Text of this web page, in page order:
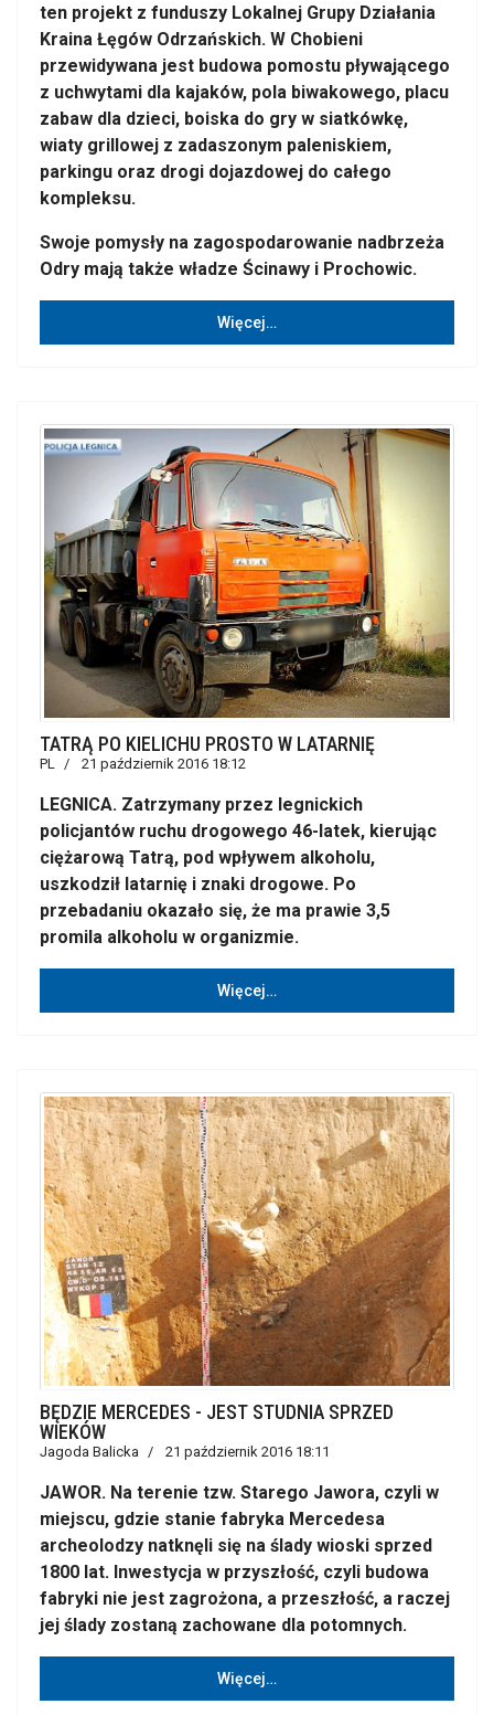
ten projekt z funduszy Lokalnej Grupy Działania
Kraina Łęgów Odrzańskich. W Chobieni
przewidywana jest budowa pomostu pływającego
z uchwytami dla kajaków, pola biwakowego, placu
zabaw dla dzieci, boiska do gry w siatkówkę,
wiaty grillowej z zadaszonym paleniskiem,
parkingu oraz drogi dojazdowej do całego
kompleksu.
Swoje pomysły na zagospodarowanie nadbrzeża
Odry mają także władze Ścinawy i Prochowic.
Więcej…
TATRĄ PO KIELICHU PROSTO W LATARNIĘ
PL 21 październik 2016 18:12
LEGNICA. Zatrzymany przez legnickich
policjantów ruchu drogowego 46-latek, kierując
ciężarową Tatrą, pod wpływem alkoholu,
uszkodził latarnię i znaki drogowe. Po
przebadaniu okazało się, że ma prawie 3,5
promila alkoholu w organizmie.
Więcej…
BĘDZIE MERCEDES - JEST STUDNIA SPRZED
WIEKÓW
Jagoda Balicka 21 październik 2016 18:11
JAWOR. Na terenie tzw. Starego Jawora, czyli w
miejscu, gdzie stanie fabryka Mercedesa
archeolodzy natknęli się na ślady wioski sprzed
1800 lat. Inwestycja w przyszłość, czyli budowa
fabryki nie jest zagrożona, a przeszłość, a raczej
jej ślady zostaną zachowane dla potomnych.
Więcej…